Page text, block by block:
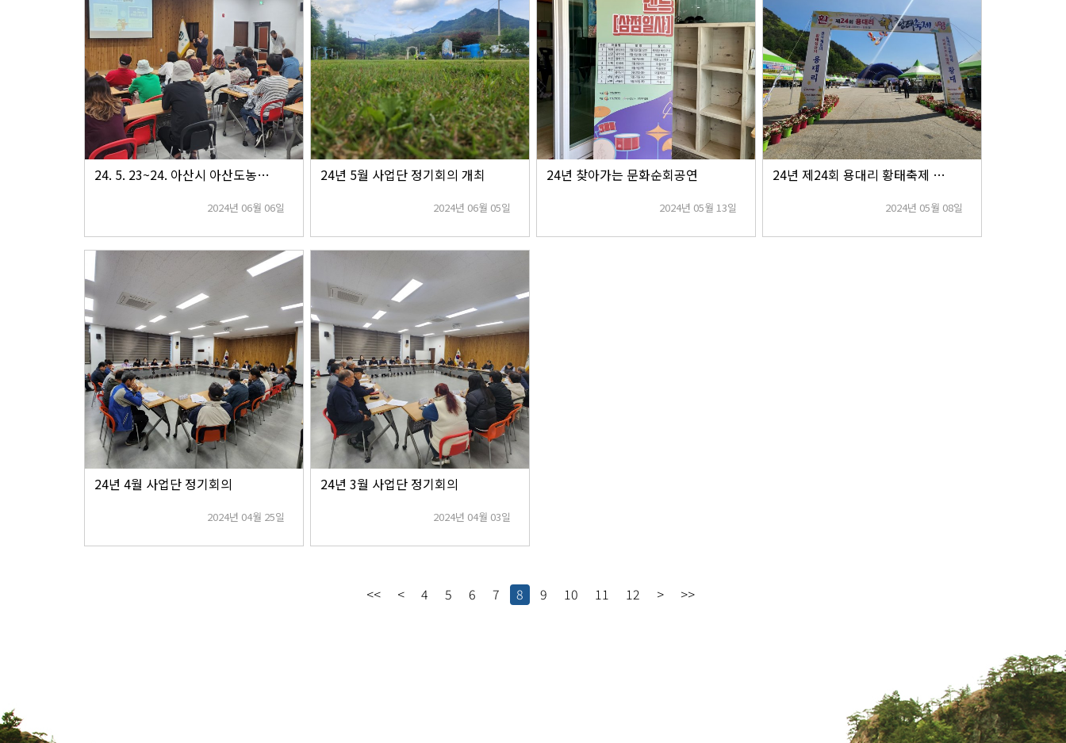
24. 5. 23~24. 아산시 아산도농교류센터 견학 방문
2024년 06월 06일
24년 5월 사업단 정기회의 개최
2024년 06월 05일
24년 찾아가는 문화순회공연
2024년 05월 13일
24년 제24회 용대리 황태축제 체험부스 운영
2024년 05월 08일
24년 4월 사업단 정기회의
2024년 04월 25일
24년 3월 사업단 정기회의
2024년 04월 03일
<< < 4 5 6 7 8 9 10 11 12 > >>